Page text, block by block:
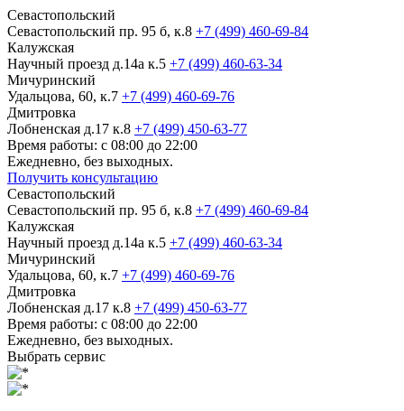
Севастопольский
Севастопольский пр. 95 б, к.8 +7 (499) 460-69-84
Калужская
Научный проезд д.14а к.5 +7 (499) 460-63-34
Мичуринский
Удальцова, 60, к.7 +7 (499) 460-69-76
Дмитровка
Лобненская д.17 к.8 +7 (499) 450-63-77
Время работы: с 08:00 до 22:00
Ежедневно, без выходных.
Получить консультацию
Севастопольский
Севастопольский пр. 95 б, к.8 +7 (499) 460-69-84
Калужская
Научный проезд д.14а к.5 +7 (499) 460-63-34
Мичуринский
Удальцова, 60, к.7 +7 (499) 460-69-76
Дмитровка
Лобненская д.17 к.8 +7 (499) 450-63-77
Время работы: с 08:00 до 22:00
Ежедневно, без выходных.
Выбрать сервис